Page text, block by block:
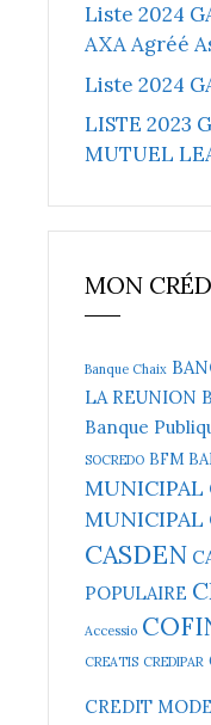
Liste 2024
AXA Agréé
Liste 2024
LISTE 2023
MUTUEL
MON
Banque Chaix
LA REUNION
Banque
SOCREDO BFM
MUNICIPAL
MUNICIPAL
CASDEN
POPULAIRE
Accessio
CREATIS CREDIPAR
CREDIT